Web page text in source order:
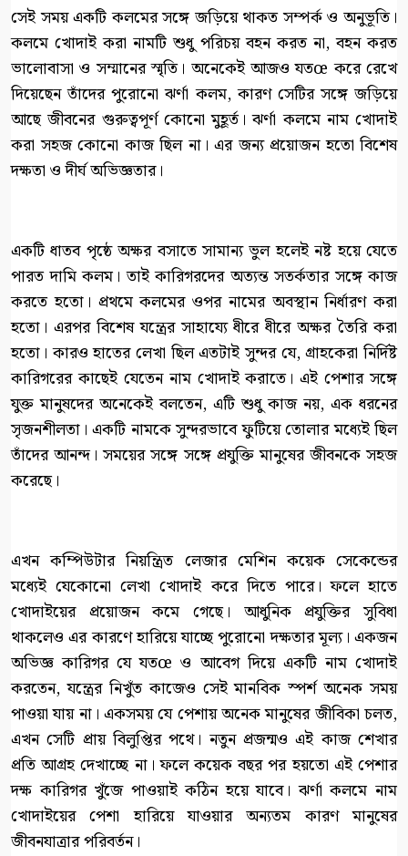
সেই সময় একটি কলমের সঙ্গে জড়িয়ে থাকত সম্পর্ক ও অনুভূতি।
কলমে খোদাই করা নামটি শুধু পরিচয় বহন করত না, বহন করত
ভালোবাসা ও সম্মানের স্মৃতি। অনেকেই আজও যতœ করে রেখে
দিয়েছেন তাঁদের পুরোনো ঝর্ণা কলম, কারণ সেটির সঙ্গে জড়িয়ে
আছে জীবনের গুরুত্বপূর্ণ কোনো মুহূর্ত। ঝর্ণা কলমে নাম খোদাই
করা সহজ কোনো কাজ ছিল না। এর জন্য প্রয়োজন হতো বিশেষ
দক্ষতা ও দীর্ঘ অভিজ্ঞতার।
একটি ধাতব পৃষ্ঠে অক্ষর বসাতে সামান্য ভুল হলেই নষ্ট হয়ে যেতে
পারত দামি কলম। তাই কারিগরদের অত্যন্ত সতর্কতার সঙ্গে কাজ
করতে হতো। প্রথমে কলমের ওপর নামের অবস্থান নির্ধারণ করা
হতো। এরপর বিশেষ যন্ত্রের সাহায্যে ধীরে ধীরে অক্ষর তৈরি করা
হতো। কারও হাতের লেখা ছিল এতটাই সুন্দর যে, গ্রাহকেরা নির্দিষ্ট
কারিগরের কাছেই যেতেন নাম খোদাই করাতে। এই পেশার সঙ্গে
যুক্ত মানুষদের অনেকেই বলতেন, এটি শুধু কাজ নয়, এক ধরনের
সৃজনশীলতা। একটি নামকে সুন্দরভাবে ফুটিয়ে তোলার মধ্যেই ছিল
তাঁদের আনন্দ। সময়ের সঙ্গে সঙ্গে প্রযুক্তি মানুষের জীবনকে সহজ
করেছে।
এখন কম্পিউটার নিয়ন্ত্রিত লেজার মেশিন কয়েক সেকেন্ডের
মধ্যেই যেকোনো লেখা খোদাই করে দিতে পারে। ফলে হাতে
খোদাইয়ের প্রয়োজন কমে গেছে। আধুনিক প্রযুক্তির সুবিধা
থাকলেও এর কারণে হারিয়ে যাচ্ছে পুরোনো দক্ষতার মূল্য। একজন
অভিজ্ঞ কারিগর যে যতœ ও আবেগ দিয়ে একটি নাম খোদাই
করতেন, যন্ত্রের নিখুঁত কাজেও সেই মানবিক স্পর্শ অনেক সময়
পাওয়া যায় না। একসময় যে পেশায় অনেক মানুষের জীবিকা চলত,
এখন সেটি প্রায় বিলুপ্তির পথে। নতুন প্রজন্মও এই কাজ শেখার
প্রতি আগ্রহ দেখাচ্ছে না। ফলে কয়েক বছর পর হয়তো এই পেশার
দক্ষ কারিগর খুঁজে পাওয়াই কঠিন হয়ে যাবে। ঝর্ণা কলমে নাম
খোদাইয়ের পেশা হারিয়ে যাওয়ার অন্যতম কারণ মানুষের
জীবনযাত্রার পরিবর্তন।